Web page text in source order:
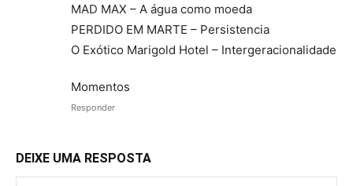
MAD MAX – A água como moeda
PERDIDO EM MARTE – Persistencia
O Exótico Marigold Hotel – Intergeracionalidade
Momentos
Responder
DEIXE UMA RESPOSTA